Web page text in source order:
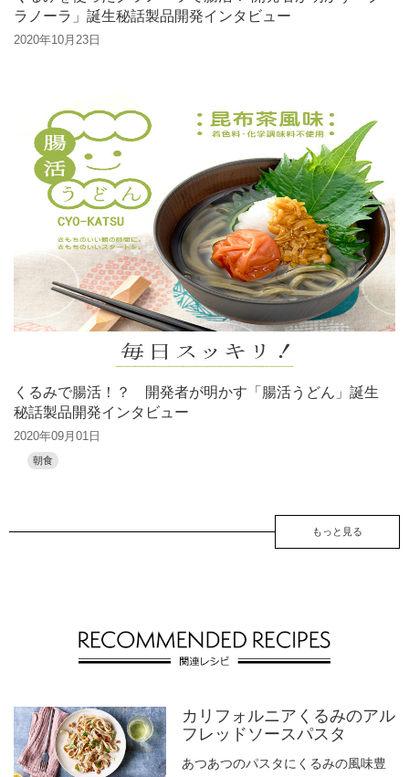
ラノーラ」誕生秘話製品開発インタビュー
2020年10月23日
くるみで腸活！？ 開発者が明かす「腸活うどん」誕生
秘話製品開発インタビュー
2020年09月01日
朝食
もっと見る
カリフォルニアくるみのアル
フレッドソースパスタ
あつあつのパスタにくるみの風味豊